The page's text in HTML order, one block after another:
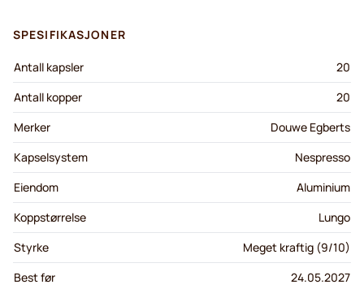
SPESIFIKASJONER
Antall kapsler
20
Antall kopper
20
Merker
Douwe Egberts
Kapselsystem
Nespresso
Eiendom
Aluminium
Koppstørrelse
Lungo
Styrke
Meget kraftig (9/10)
Best før
24.05.2027